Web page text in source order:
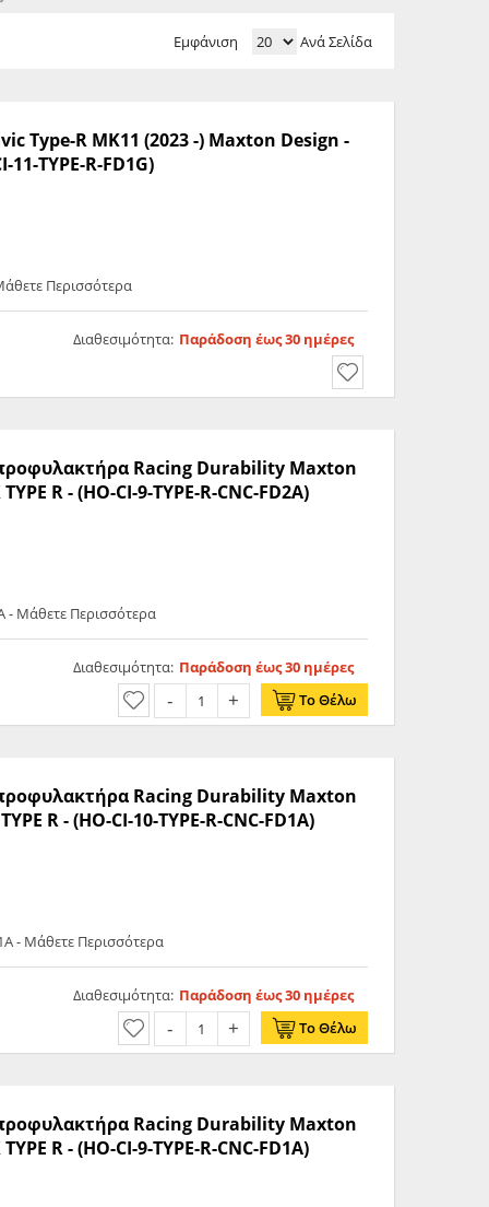
Εμφάνιση Ανά Σελίδα
Type-R MK11 (2023 -) Maxton Design -
TYPE-R-FD1G)
Περισσότερα
Διαθεσιμότητα: Παράδοση έως 30 ημέρες
Racing Durability Maxton
R - (HO-CI-9-TYPE-R-CNC-FD2A)
- Μάθετε Περισσότερα
Διαθεσιμότητα: Παράδοση έως 30 ημέρες
Το Θέλω
Racing Durability Maxton
R - (HO-CI-10-TYPE-R-CNC-FD1A)
- Μάθετε Περισσότερα
Διαθεσιμότητα: Παράδοση έως 30 ημέρες
Το Θέλω
Racing Durability Maxton
R - (HO-CI-9-TYPE-R-CNC-FD1A)